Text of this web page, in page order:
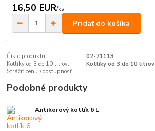
16,50 EUR/ks
Pridať do košíka
Číslo produktu:
02-71113
Kotlíky od 3 do 10 litrov:
Kotlíky od 3 do 10 litrov
Strážiť cenu / dostupnosť
Podobné produkty
Antikorový kotlík 6 L